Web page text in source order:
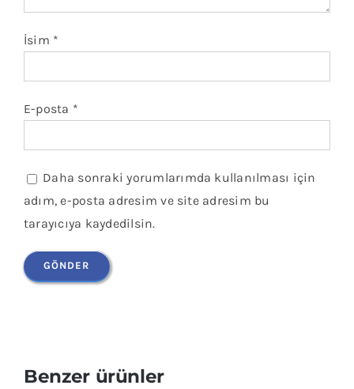
İsim *
E-posta *
Daha sonraki yorumlarımda kullanılması için
adım, e-posta adresim ve site adresim bu
tarayıcıya kaydedilsin.
Benzer ürünler